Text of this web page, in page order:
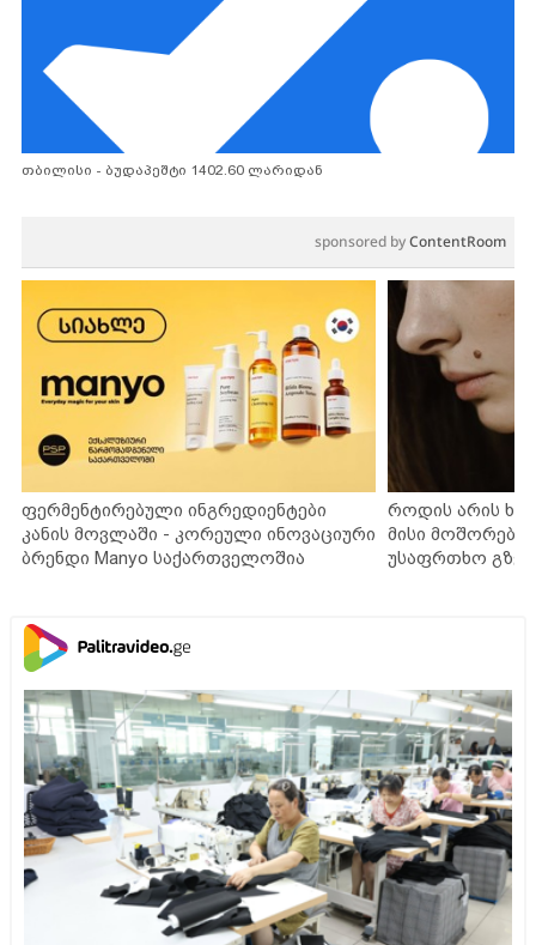
თბილისი - ბუდაპეშტი 1402.60 ლარიდან
sponsored byContentRoom
ფერმენტირებული ინგრედიენტები
კანის მოვლაში - კორეული ინოვაციური
ბრენდი Manyo საქართველოშია
როდის არის
მისი
უსაფრთხო